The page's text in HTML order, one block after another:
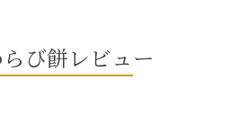
び餅レビュー